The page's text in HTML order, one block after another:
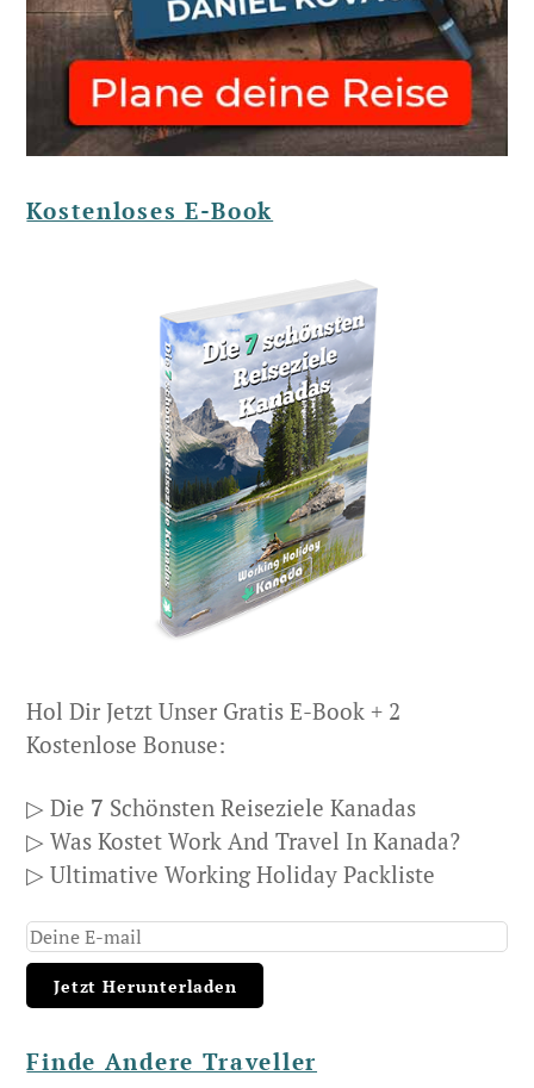
Kostenloses E-Book
Hol Dir Jetzt Unser Gratis E-Book + 2
Kostenlose Bonuse:
▷ Die 7 Schönsten Reiseziele Kanadas
▷ Was Kostet Work And Travel In Kanada?
▷ Ultimative Working Holiday Packliste
Finde Andere Traveller